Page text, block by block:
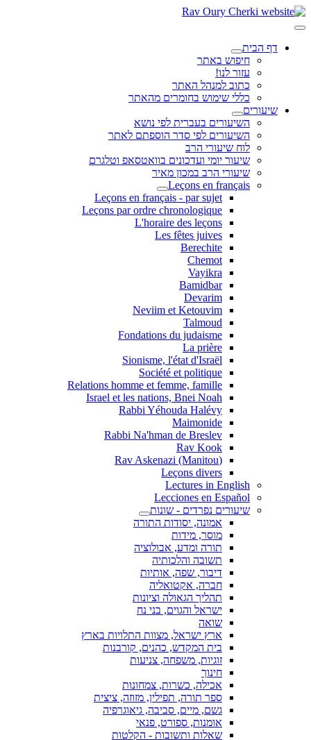
דף הבית
חיפוש באתר
עזור לנו!
כתוב למנהל האתר
כללי שימוש בחומרים מהאתר
שיעורים
השיעורים בעברית לפי נושא
השיעורים לפי סדר הוספתם לאתר
לוח שיעורי הרב
שיעור יומי ועדכונים בוואטסאפ וטלגרם
שיעורי הרב במכון מאיר
Leçons en français
Leçons en français - par sujet
Leçons par ordre chronologique
L'horaire des leçons
Les fêtes juives
Berechite
Chemot
Vayikra
Bamidbar
Devarim
Neviim et Ketouvim
Talmoud
Fondations du judaisme
La prière
Sionisme, l'état d'Israël
Société et politique
Relations homme et femme, famille
Israel et les nations, Bnei Noah
Rabbi Yéhouda Halévy
Maimonide
Rabbi Na'hman de Breslev
Rav Kook
(Rav Askenazi (Manitou
Leçons divers
Lectures in English
Lecciones en Español
שיעורים נפרדים - שונות
אמונה, יסודות התורה
מוסר, מידות
תורה ומדע, אבולוציה
תשובה והלכותיה
דיבור, שפה, אותיות
חברה, אקטואליה
תהליך הגאולה וציונות
ישראל והגוים, בני נח
שואה
ארץ ישראל, מצוות התלויות בארץ
בית המקדש, כהנים, קורבנות
זוגיות, משפחה, צניעות
חינוך
אכילה, כשרות, צמחונות
ספר תורה, תפילין, מזוזה, ציצית
גשם, מיים, סביבה, גיאוגרפיה
אומנות, ספורט, פנאי
שאלות ותשובות - הקלטות